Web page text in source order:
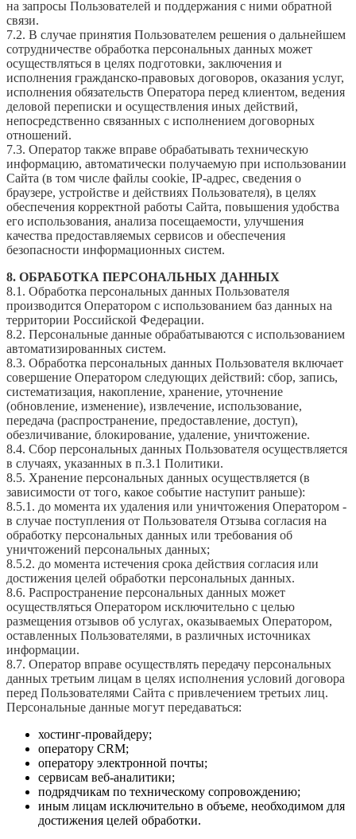
на запросы Пользователей и поддержания с ними обратной
связи.
7.2. В случае принятия Пользователем решения о дальнейшем
сотрудничестве обработка персональных данных может
осуществляться в целях подготовки, заключения и
исполнения гражданско-правовых договоров, оказания услуг,
исполнения обязательств Оператора перед клиентом, ведения
деловой переписки и осуществления иных действий,
непосредственно связанных с исполнением договорных
отношений.
7.3. Оператор также вправе обрабатывать техническую
информацию, автоматически получаемую при использовании
Сайта (в том числе файлы cookie, IP-адрес, сведения о
браузере, устройстве и действиях Пользователя), в целях
обеспечения корректной работы Сайта, повышения удобства
его использования, анализа посещаемости, улучшения
качества предоставляемых сервисов и обеспечения
безопасности информационных систем.
8. ОБРАБОТКА ПЕРСОНАЛЬНЫХ ДАННЫХ
8.1. Обработка персональных данных Пользователя
производится Оператором с использованием баз данных на
территории Российской Федерации.
8.2. Персональные данные обрабатываются с использованием
автоматизированных систем.
8.3. Обработка персональных данных Пользователя включает
совершение Оператором следующих действий: сбор, запись,
систематизация, накопление, хранение, уточнение
(обновление, изменение), извлечение, использование,
передача (распространение, предоставление, доступ),
обезличивание, блокирование, удаление, уничтожение.
8.4. Сбор персональных данных Пользователя осуществляется
в случаях, указанных в п.3.1 Политики.
8.5. Хранение персональных данных осуществляется (в
зависимости от того, какое событие наступит раньше):
8.5.1. до момента их удаления или уничтожения Оператором -
в случае поступления от Пользователя Отзыва согласия на
обработку персональных данных или требования об
уничтожений персональных данных;
8.5.2. до момента истечения срока действия согласия или
достижения целей обработки персональных данных.
8.6. Распространение персональных данных может
осуществляться Оператором исключительно с целью
размещения отзывов об услугах, оказываемых Оператором,
оставленных Пользователями, в различных источниках
информации.
8.7. Оператор вправе осуществлять передачу персональных
данных третьим лицам в целях исполнения условий договора
перед Пользователями Сайта с привлечением третьих лиц.
Персональные данные могут передаваться:
хостинг-провайдеру;
оператору CRM;
оператору электронной почты;
сервисам веб-аналитики;
подрядчикам по техническому сопровождению;
иным лицам исключительно в объеме, необходимом для
достижения целей обработки.